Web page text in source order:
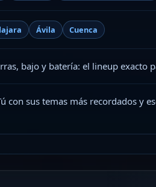
Ávila Cuenca
bajo y batería: el lineup exacto
con sus temas más recordados y